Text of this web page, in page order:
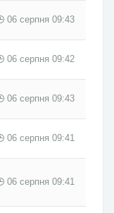
06 серпня 09:43
06 серпня 09:42
06 серпня 09:43
06 серпня 09:41
06 серпня 09:41